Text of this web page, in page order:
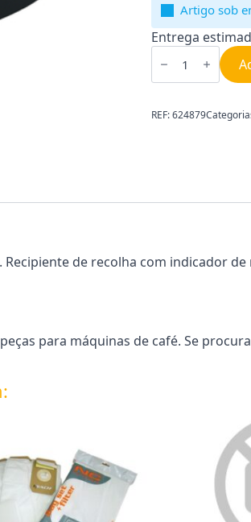
Artigo sob
Entrega
Quantidade
de
Recolha
Máquina
de
REF:624879
de recolha com indicador
para máquinas de café. Se